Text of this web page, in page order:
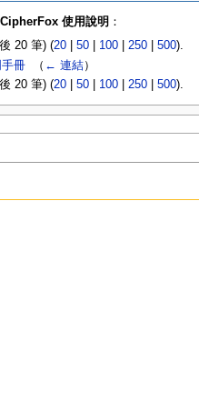
CipherFox 使用說明 ：
20 筆) (20| 50| 100| 250| 500).
冊‎ （ ← 連結）
20 筆) (20| 50| 100| 250| 500).